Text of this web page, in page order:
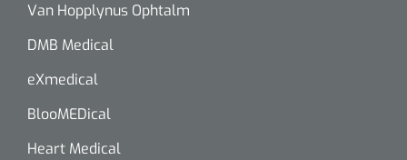
Van Hopplynus Ophtalm
DMB Medical
eXmedical
BlooMEDical
Heart Medical